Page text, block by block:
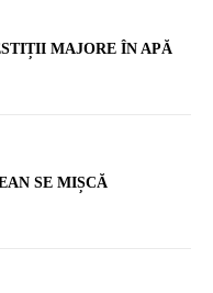
MAJORE ÎN APĂ
SE MIȘCĂ